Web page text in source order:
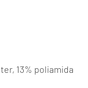
13% poliamida